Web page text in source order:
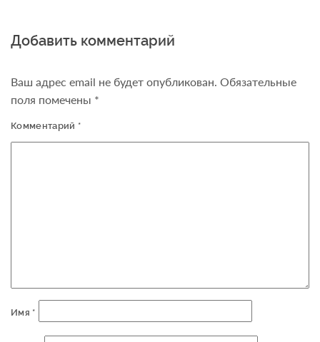
Добавить комментарий
Ваш адрес email не будет опубликован. Обязательные
поля помечены *
Комментарий *
Имя *